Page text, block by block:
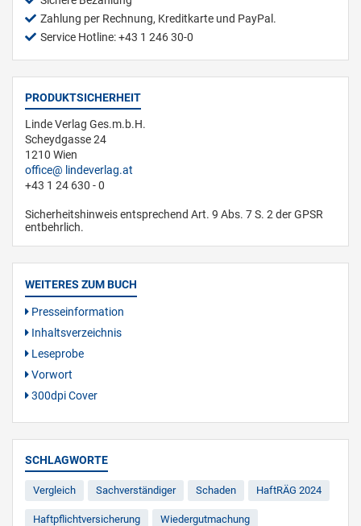
Zahlung per Rechnung, Kreditkarte und PayPal.
Service Hotline: +43 1 246 30-0
PRODUKTSICHERHEIT
Linde Verlag Ges.m.b.H.
Scheydgasse 24
1210 Wien
office
lindeverlag.at
+43 1 24 630 - 0
Sicherheitshinweis entsprechend Art. 9 Abs. 7 S. 2 der GPSR
entbehrlich.
WEITERES ZUM BUCH
Presseinformation
Inhaltsverzeichnis
Leseprobe
Vorwort
300dpi Cover
SCHLAGWORTE
Vergleich Sachverständiger Schaden HaftRÄG 2024
Haftpflichtversicherung Wiedergutmachung